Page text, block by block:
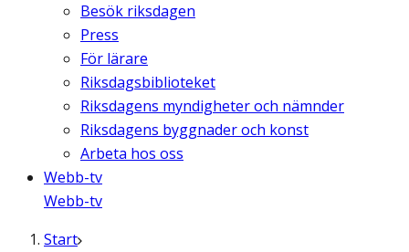
Besök riksdagen
Press
För lärare
Riksdagsbiblioteket
Riksdagens myndigheter och nämnder
Riksdagens byggnader och konst
Arbeta hos oss
Webb-tv
Webb-tv
Start